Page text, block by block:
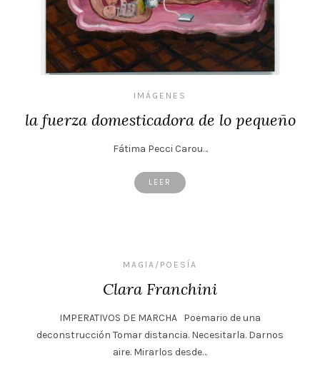
IMÁGENES
la fuerza domesticadora de lo pequeño
Fátima Pecci Carou…
LEER
MAGIA/POESÍA
Clara Franchini
IMPERATIVOS DE MARCHA Poemario de una
deconstrucción Tomar distancia. Necesitarla. Darnos
aire. Mirarlos desde…